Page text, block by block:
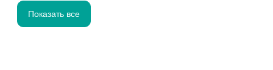
Показать все